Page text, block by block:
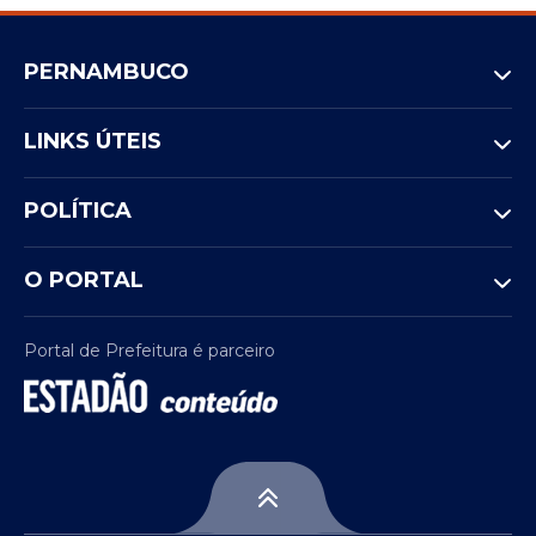
PERNAMBUCO
LINKS ÚTEIS
POLÍTICA
O PORTAL
Portal de Prefeitura é parceiro